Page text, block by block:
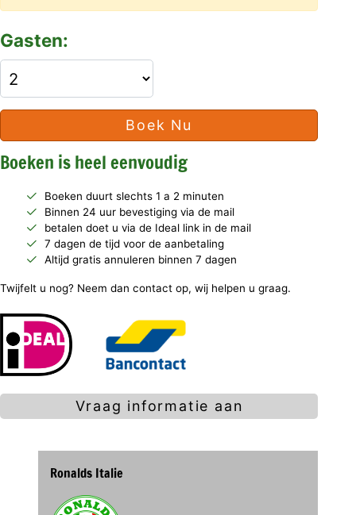
Gasten:
Boek Nu
Boeken is heel eenvoudig
Boeken duurt slechts 1 a 2 minuten
Binnen 24 uur bevestiging via de mail
betalen doet u via de Ideal link in de mail
7 dagen de tijd voor de aanbetaling
Altijd gratis annuleren binnen 7 dagen
Twijfelt u nog? Neem dan contact op, wij helpen u graag.
Vraag informatie aan
Ronalds Italie